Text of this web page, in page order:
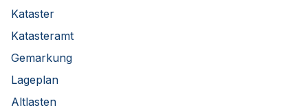
Kataster
Katasteramt
Gemarkung
Lageplan
Altlasten